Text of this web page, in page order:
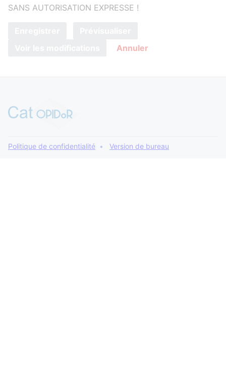
SANS AUTORISATION EXPRESSE !
Annuler
Politique de confidentialité Version de bureau